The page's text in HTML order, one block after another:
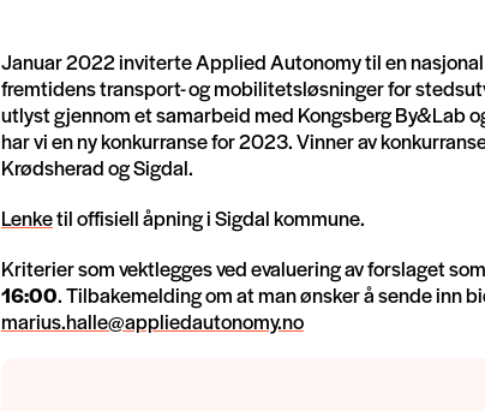
Januar 2022 inviterte Applied Autonomy til en
fremtidens transport- og mobilitetsløsninger for
utlyst gjennom et samarbeid med Kongsberg By&Lab
har vi en ny konkurranse for 2023. Vinner av
Krødsherad og Sigdal.
Lenketil offisiell åpning i Sigdal kommune.
Kriterier som vektlegges ved evaluering av forslaget
16:00. Tilbakemelding om at man ønsker å sende inn
marius.halle@appliedautonomy.no